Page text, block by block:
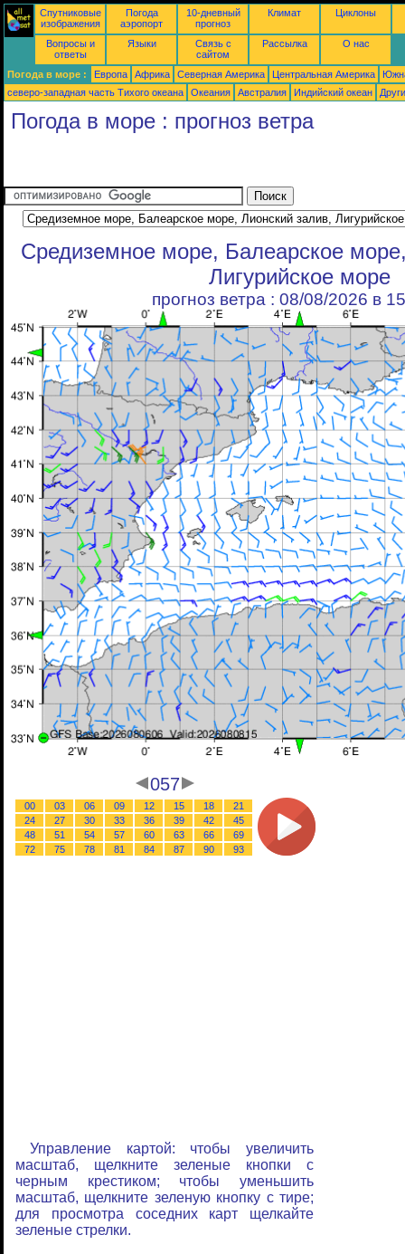
Спутниковые
изображения
Погода
аэропорт
10-дневный
прогноз
Климат Циклоны
Вопросы и
ответы
Языки
Связь с
сайтом
Рассылка О нас
Погода в море : Европа Африка Северная Америка Центральная Америка
северо-западная часть Tихого океана
Океания Австралия Индийский океан
Погода в море : прогноз ветра
Средиземное море, Балеарское
Лигурийское море
прогноз ветра : 08/08/2026 в
057
00 03 06 09 12 15 18
21
24
27 30 33 36 39 42
45
48
51 54 57 60 63 66
69
72
75 78 81 84 87 90 93
Управление картой: чтобы увеличить
масштаб, щелкните зеленые кнопки с
черным крестиком; чтобы уменьшить
масштаб, щелкните зеленую кнопку с тире;
для просмотра соседних карт щелкайте
зеленые стрелки.